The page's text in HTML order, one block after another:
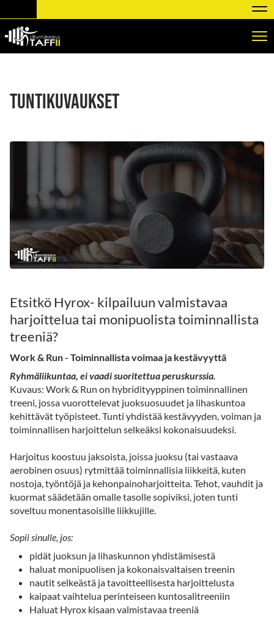
Tuntikuvaukset
Etsitkö Hyrox- kilpailuun valmistavaa
harjoittelua tai monipuolista toiminnallista
treeniä?
Work & Run - Toiminnallista voimaa ja kestävyyttä
Ryhmäliikuntaa, ei vaadi suoritettua peruskurssia.
Kuvaus: Work & Run on hybridityyppinen toiminnallinen
treeni, jossa vuorottelevat juoksuosuudet ja lihaskuntoa
kehittävät työpisteet. Tunti yhdistää kestävyyden, voiman ja
toiminnallisen harjoittelun selkeäksi kokonaisuudeksi.
Harjoitus koostuu jaksoista, joissa juoksu (tai vastaava
aerobinen osuus) rytmittää toiminnallisia liikkeitä, kuten
nostoja, työntöjä ja kehonpainoharjoitteita. Tehot, vauhdit ja
kuormat säädetään omalle tasolle sopiviksi, joten tunti
soveltuu monentasoisille liikkujille.
Sopii sinulle, jos:
pidät juoksun ja lihaskunnon yhdistämisestä
haluat monipuolisen ja kokonaisvaltaisen treenin
nautit selkeästä ja tavoitteellisesta harjoittelusta
kaipaat vaihtelua perinteiseen kuntosalitreeniin
Haluat Hyrox kisaan valmistavaa treeniä